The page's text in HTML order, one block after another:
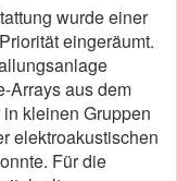
wurde einer
eingeräumt.
Arrays aus dem
kleinen Gruppen
elektroakustischen
Für die